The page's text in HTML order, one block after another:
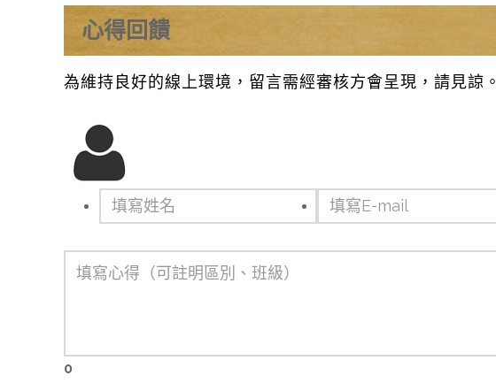
心得回饋
為維持良好的線上環境，留言需經審核方會呈現，請見諒。
0